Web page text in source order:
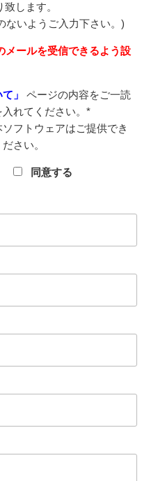
します。
ないようご入力下さい。)
ールを受信できるよう設
」
ページの内容をご一読
入れてください。*
フトウェアはご提供でき
さい。
同意する